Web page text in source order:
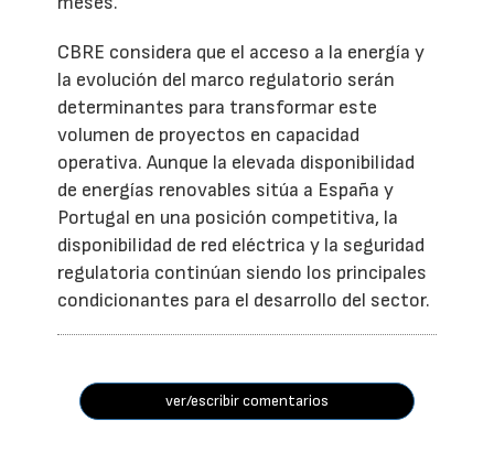
CBRE considera que el acceso a la energía y
la evolución del marco regulatorio serán
determinantes para transformar este
volumen de proyectos en capacidad
operativa. Aunque la elevada disponibilidad
de energías renovables sitúa a España y
Portugal en una posición competitiva, la
disponibilidad de red eléctrica y la seguridad
regulatoria continúan siendo los principales
condicionantes para el desarrollo del sector.
ver/escribir comentarios